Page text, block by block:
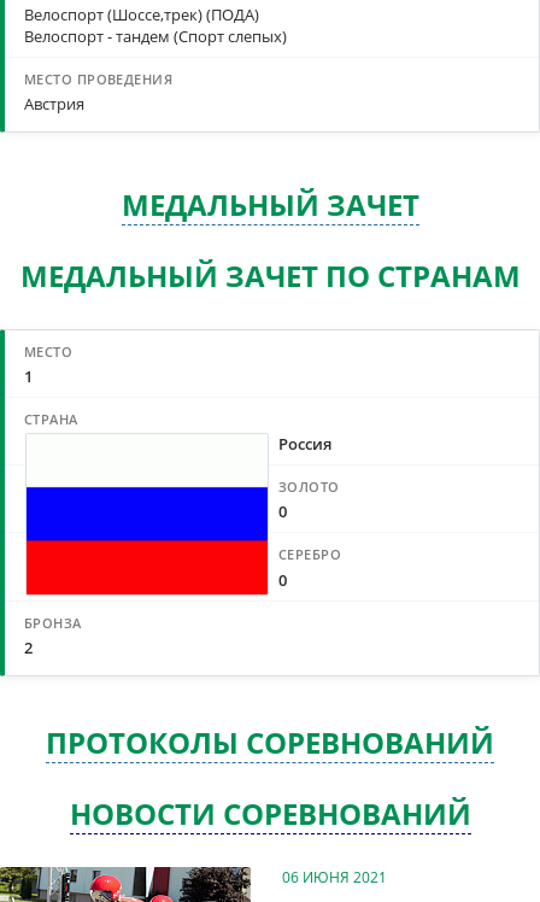
Велоспорт (Шоссе,трек) (ПОДА)
Велоспорт - тандем (Спорт слепых)
Австрия
МЕДАЛЬНЫЙ ЗАЧЕТ
МЕДАЛЬНЫЙ ЗАЧЕТ ПО СТРАНАМ
1
Россия
0
0
2
ПРОТОКОЛЫ СОРЕВНОВАНИЙ
НОВОСТИ СОРЕВНОВАНИЙ
06 ИЮНЯ 2021